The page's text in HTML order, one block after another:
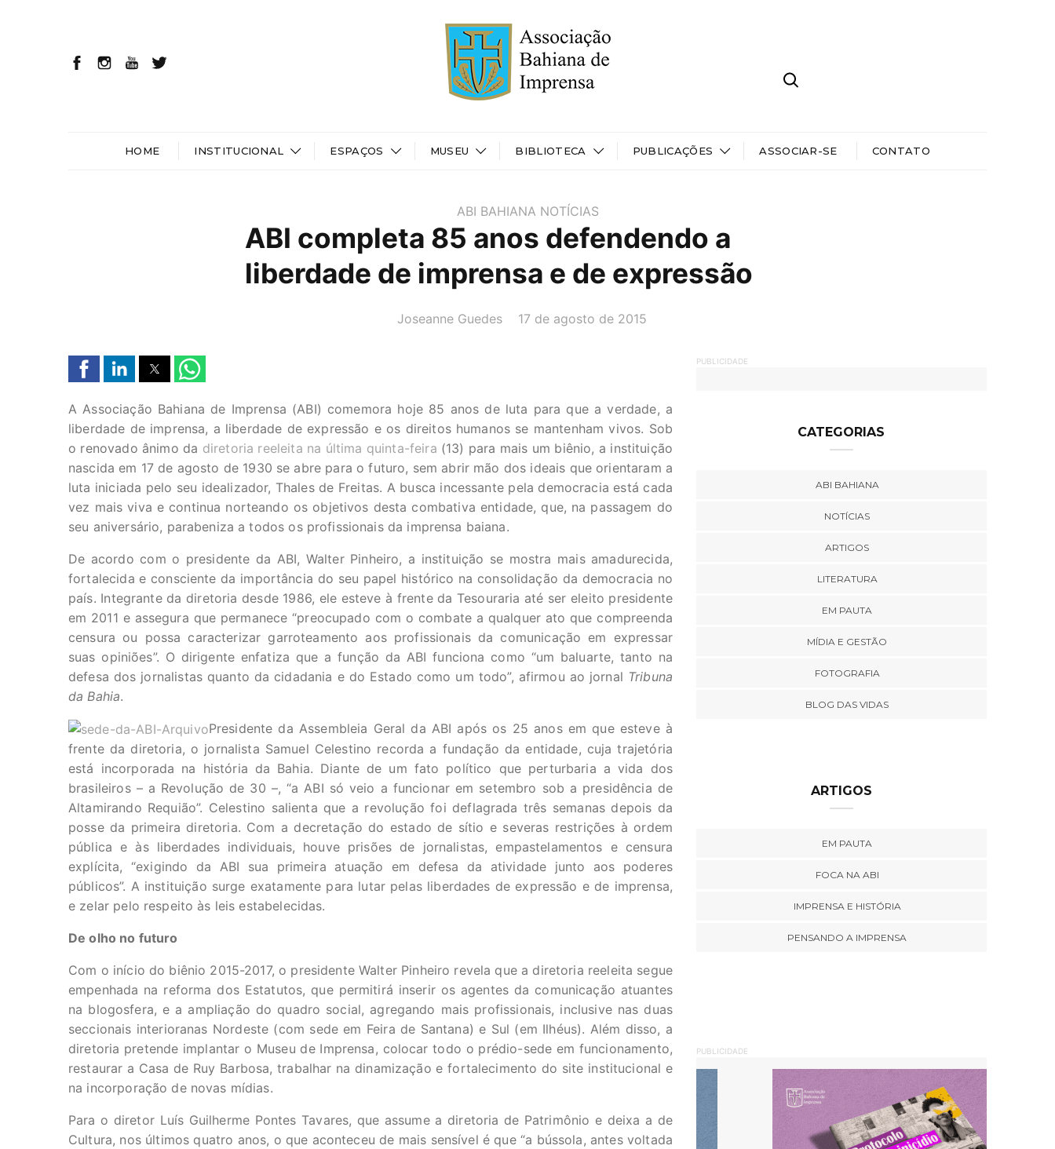
HOME INSTITUCIONAL ESPAÇOS MUSEU BIBLIOTECA PUBLICAÇÕES ASSOCIAR-SE CONTATO
ABI BAHIANA NOTÍCIAS
ABI completa 85 anos defendendo a
liberdade de imprensa e de expressão
AUTOR(A):
Joseanne Guedes DATA:
17 de agosto de 2015
A Associação Bahiana de Imprensa (ABI) comemora hoje 85 anos de luta para que a verdade, a
liberdade de imprensa, a liberdade de expressão e os direitos humanos se mantenham vivos. Sob
o renovado ânimo da diretoria reeleita na última quinta-feira (13) para mais um biênio, a instituição
nascida em 17 de agosto de 1930 se abre para o futuro, sem abrir mão dos ideais que orientaram a
luta iniciada pelo seu idealizador, Thales de Freitas. A busca incessante pela democracia está cada
vez mais viva e continua norteando os objetivos desta combativa entidade, que, na passagem do
seu aniversário, parabeniza a todos os profissionais da imprensa baiana.
De acordo com o presidente da ABI, Walter Pinheiro, a instituição se mostra mais amadurecida,
fortalecida e consciente da importância do seu papel histórico na consolidação da democracia no
país. Integrante da diretoria desde 1986, ele esteve à frente da Tesouraria até ser eleito presidente
em 2011 e assegura que permanece “preocupado com o combate a qualquer ato que compreenda
censura ou possa caracterizar garroteamento aos profissionais da comunicação em expressar
suas opiniões”. O dirigente enfatiza que a função da ABI funciona como “um baluarte, tanto na
defesa dos jornalistas quanto da cidadania e do Estado como um todo”, afirmou ao jornal Tribuna
da Bahia.
Presidente da Assembleia Geral da ABI após os 25 anos em que esteve à
frente da diretoria, o jornalista Samuel Celestino recorda a fundação da entidade, cuja trajetória
está incorporada na história da Bahia. Diante de um fato político que perturbaria a vida dos
brasileiros – a Revolução de 30 –, “a ABI só veio a funcionar em setembro sob a presidência de
Altamirando Requião”. Celestino salienta que a revolução foi deflagrada três semanas depois da
posse da primeira diretoria. Com a decretação do estado de sítio e severas restrições à ordem
pública e às liberdades individuais, houve prisões de jornalistas, empastelamentos e censura
explícita, “exigindo da ABI sua primeira atuação em defesa da atividade junto aos poderes
públicos”. A instituição surge exatamente para lutar pelas liberdades de expressão e de imprensa,
e zelar pelo respeito às leis estabelecidas.
De olho no futuro
Com o início do biênio 2015-2017, o presidente Walter Pinheiro revela que a diretoria reeleita segue
empenhada na reforma dos Estatutos, que permitirá inserir os agentes da comunicação atuantes
na blogosfera, e a ampliação do quadro social, agregando mais profissionais, inclusive nas duas
seccionais interioranas Nordeste (com sede em Feira de Santana) e Sul (em Ilhéus). Além disso, a
diretoria pretende implantar o Museu de Imprensa, colocar todo o prédio-sede em funcionamento,
restaurar a Casa de Ruy Barbosa, trabalhar na dinamização e fortalecimento do site institucional e
na incorporação de novas mídias.
Para o diretor Luís Guilherme Pontes Tavares, que assume a diretoria de Patrimônio e deixa a de
Cultura, nos últimos quatro anos, o que aconteceu de mais sensível é que “a bússola, antes voltada
PUBLICIDADE
CATEGORIAS
ABI BAHIANA
NOTÍCIAS
ARTIGOS
LITERATURA
EM PAUTA
MÍDIA E GESTÃO
FOTOGRAFIA
BLOG DAS VIDAS
ARTIGOS
EM PAUTA
FOCA NA ABI
IMPRENSA E HISTÓRIA
PENSANDO A IMPRENSA
PUBLICIDADE